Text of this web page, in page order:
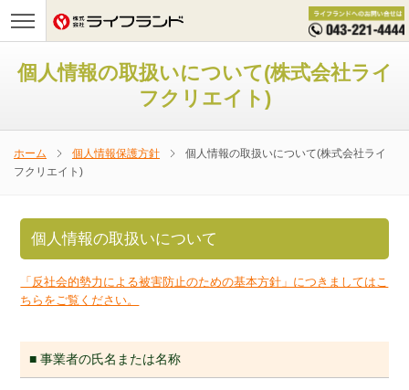
個人情報の取扱いについて(株式会社ライ
フクリエイト)
ホーム 個人情報保護方針
個人情報の取扱いについて(株式会社ライ
フクリエイト)
個人情報の取扱いについて
「反社会的勢力による被害防止のための基本方針」につきましてはこ
ちらをご覧ください。
■ 事業者の氏名または名称